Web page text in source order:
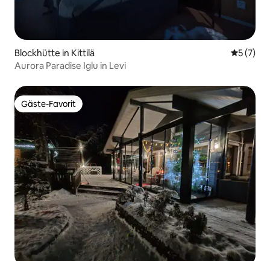
Blockhütte in Kittilä
5 (7)
Aurora Paradise Iglu in Levi
Gäste-Favorit
Gäste-Favorit